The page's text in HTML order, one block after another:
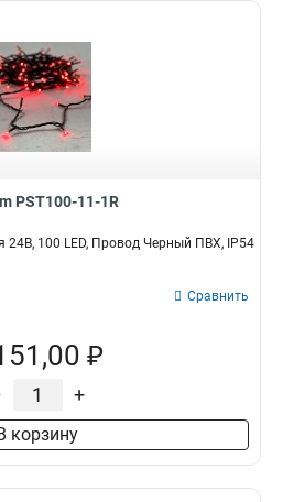
PST100-11-1R
24В, 100 LED, Провод Черный ПВХ, IP54
Сравнить
₽
+
корзину